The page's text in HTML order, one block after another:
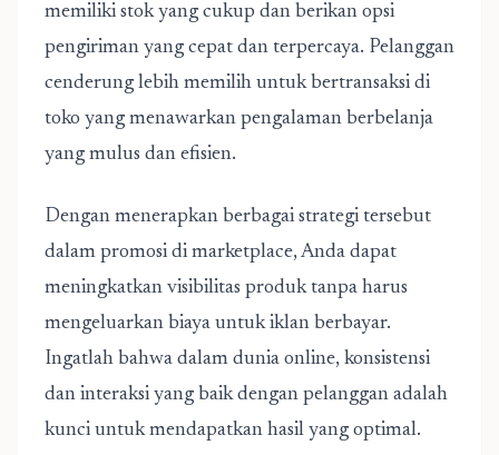
memiliki stok yang cukup dan berikan opsi
pengiriman yang cepat dan terpercaya. Pelanggan
cenderung lebih memilih untuk bertransaksi di
toko yang menawarkan pengalaman berbelanja
yang mulus dan efisien.
Dengan menerapkan berbagai strategi tersebut
dalam promosi di marketplace, Anda dapat
meningkatkan visibilitas produk tanpa harus
mengeluarkan biaya untuk iklan berbayar.
Ingatlah bahwa dalam dunia online, konsistensi
dan interaksi yang baik dengan pelanggan adalah
kunci untuk mendapatkan hasil yang optimal.